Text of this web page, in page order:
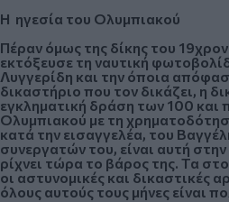
Η ηγεσία του Ολυμπιακού
Πέραν όμως της δίκης του
εκτόξευσε τη ναυτική
Λυγγερίδη και την όποια
δικαστήριο που τον δικάζει, η
εγκληματική δράση των 100 και
Ολυμπιακού με τη
κατά την εισαγγελέα, του
συνεργατών του, είναι αυτή
ρίχνει τώρα το βάρος της. Τα
οι αστυνομικές και δικαστικές
όλους αυτούς τους μήνες είναι